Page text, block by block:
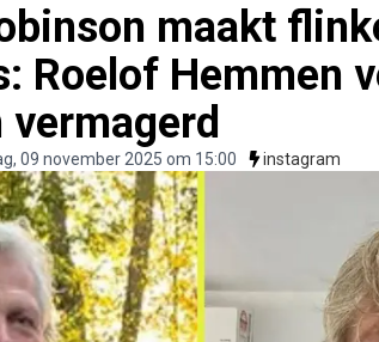
maakt
Roelof Hemmen
09 november 2025 om 15:00 instagram